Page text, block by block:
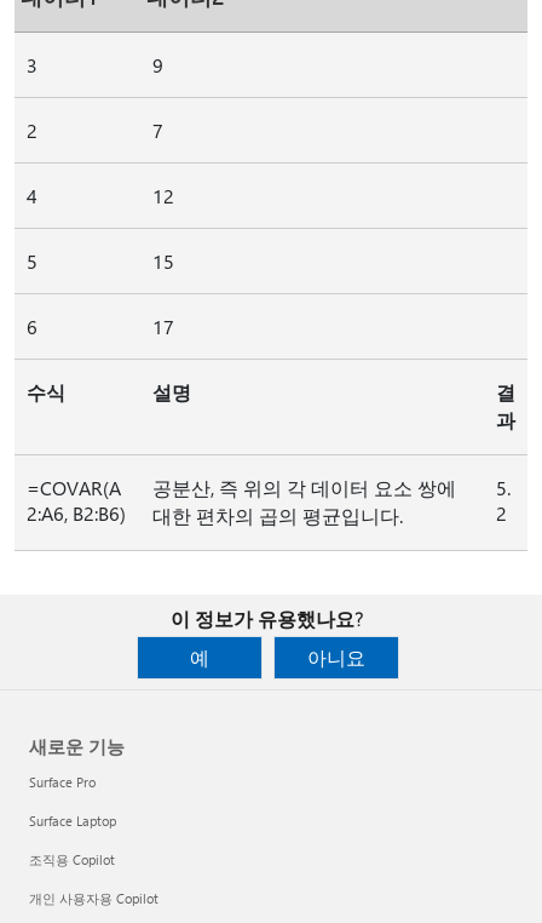
3 9
2 7
4 12
5 15
6 17
수식 설명
결
과
=COVAR(A
2:A6, B2:B6)
공분산, 즉 위의 각 데이터 요소 쌍에
대한 편차의 곱의 평균입니다.
5.
2
이 정보가 유용했나요?
예
아니요
새로운 기능
Surface Pro
Surface Laptop
조직용 Copilot
개인 사용자용 Copilot